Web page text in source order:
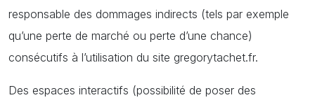
responsable des dommages indirects (tels par exemple
qu’une perte de marché ou perte d’une chance)
consécutifs à l’utilisation du site gregorytachet.fr.
Des espaces interactifs (possibilité de poser des